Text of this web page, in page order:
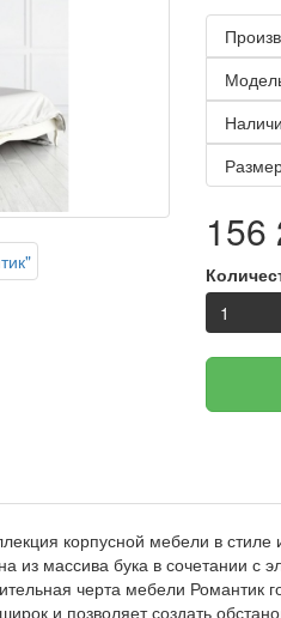
156
корпусной мебели в
из массива бука в сочетании
черта мебели Романтик
и позволяет создать